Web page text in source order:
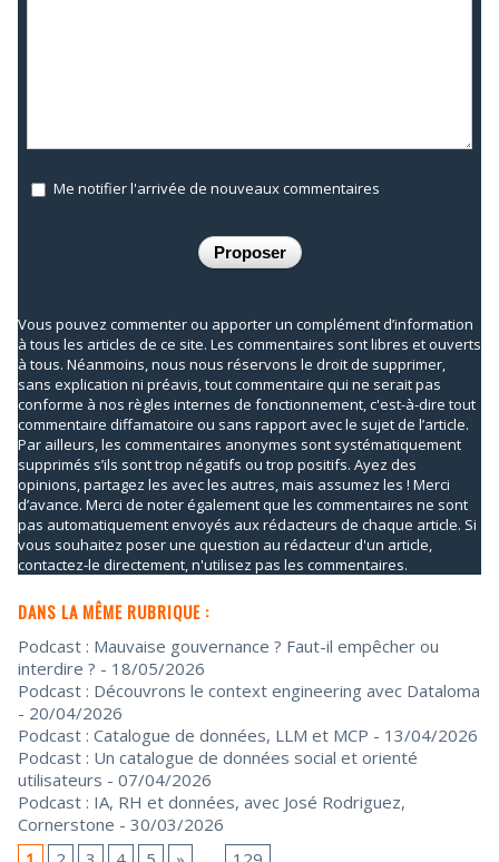
Me notifier l'arrivée de nouveaux commentaires
Vous pouvez commenter ou apporter un complément d’information
à tous les articles de ce site. Les commentaires sont libres et ouverts
à tous. Néanmoins, nous nous réservons le droit de supprimer,
sans explication ni préavis, tout commentaire qui ne serait pas
conforme à nos règles internes de fonctionnement, c'est-à-dire tout
commentaire diffamatoire ou sans rapport avec le sujet de l’article.
Par ailleurs, les commentaires anonymes sont systématiquement
supprimés s’ils sont trop négatifs ou trop positifs. Ayez des
opinions, partagez les avec les autres, mais assumez les ! Merci
d’avance. Merci de noter également que les commentaires ne sont
pas automatiquement envoyés aux rédacteurs de chaque article. Si
vous souhaitez poser une question au rédacteur d'un article,
contactez-le directement, n'utilisez pas les commentaires.
DANS LA MÊME RUBRIQUE :
Podcast : Mauvaise gouvernance ? Faut-il empêcher ou
interdire ? - 18/05/2026
Podcast : Découvrons le context engineering avec Dataloma
- 20/04/2026
Podcast : Catalogue de données, LLM et MCP - 13/04/2026
Podcast : Un catalogue de données social et orienté
utilisateurs - 07/04/2026
Podcast : IA, RH et données, avec José Rodriguez,
Cornerstone - 30/03/2026